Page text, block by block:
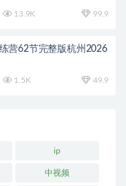
13.9K 99.9
营62节完整版杭州2026
1.5K 49.9
ip
中视频